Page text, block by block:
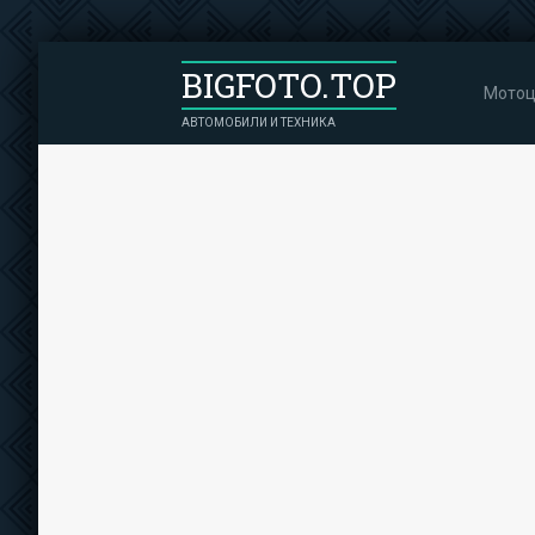
BIGFOTO.TOP
АВТОМОБИЛИ И ТЕХНИКА